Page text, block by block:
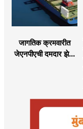
जागतिक क्रमवारीत
जेएनपीएची दमदार झेप;